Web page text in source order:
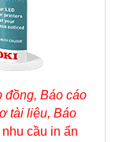
đồng, Báo cáo
tài liệu, Báo
cầu in ấn